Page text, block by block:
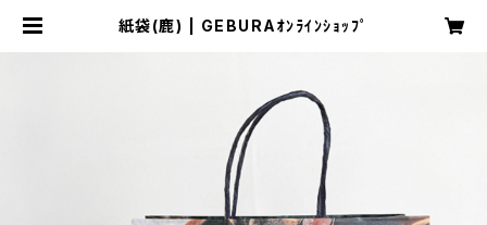
紙袋(鹿) | GEBURAｵﾝﾗｲﾝｼｮｯﾌﾟ